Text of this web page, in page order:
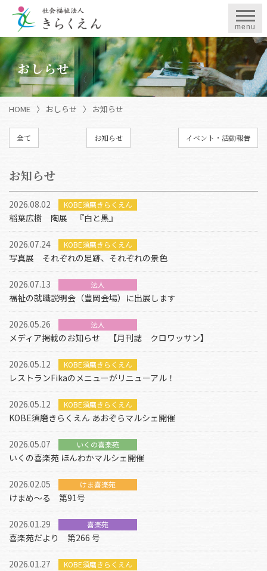
menu
おしらせ
HOME 〉 おしらせ 〉 お知らせ
全て お知らせ イベント・活動報告
お知らせ
2026.08.02 KOBE須磨きらくえん
稲葉広樹 陶展 『白と黒』
2026.07.24 KOBE須磨きらくえん
写真展 それぞれの足跡、それぞれの景色
2026.07.13 法人
福祉の就職説明会（豊岡会場）に出展します
2026.05.26 法人
メディア掲載のお知らせ 【月刊誌 クロワッサン】
2026.05.12 KOBE須磨きらくえん
レストランFikaのメニューがリニューアル！
2026.05.12 KOBE須磨きらくえん
KOBE須磨きらくえん あおぞらマルシェ開催
2026.05.07 いくの喜楽苑
いくの喜楽苑 ほんわかマルシェ開催
2026.02.05 けま喜楽苑
けまめ～る 第91号
2026.01.29 喜楽苑
喜楽苑だより 第266 号
2026.01.27 KOBE須磨きらくえん